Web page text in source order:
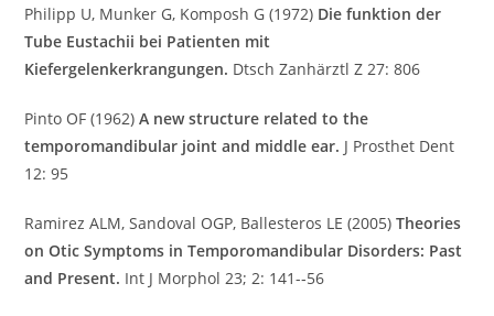
Philipp U, Munker G, Komposh G (1972) Die funktion der
Tube Eustachii bei Patienten mit
Kiefergelenkerkrangungen. Dtsch Zanhärztl Z 27: 806
Pinto OF (1962)A new structure related to the
temporomandibular joint and middle ear. J Prosthet Dent
12: 95
Ramirez ALM, Sandoval OGP, Ballesteros LE (2005)Theories
on Otic Symptoms in Temporomandibular Disorders: Past
and Present. Int J Morphol 23; 2: 141-­‐56